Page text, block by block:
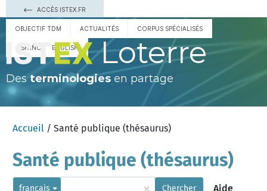
ACCÈS ISTEX.FR
OBJECTIF TDM ACTUALITÉS CORPUS SPÉCIALISÉS
ESPAÑOL ENGLISH Loterre
Des terminologies en partage
Accueil / Santé publique (thésaurus)
Santé publique (thésaurus)
français Chercher Aide